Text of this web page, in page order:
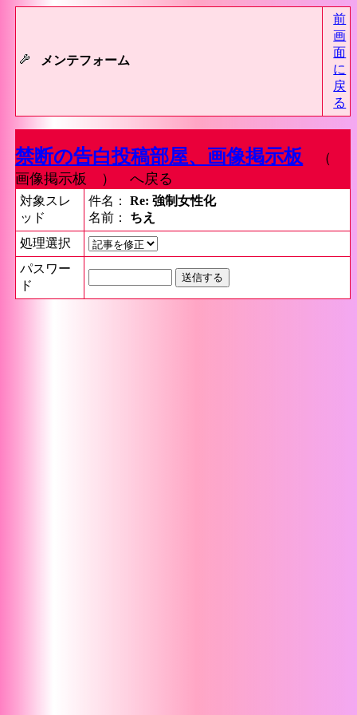
メンテフォーム
前
画
面
に
戻
る
禁断の告白投稿部屋、画像掲示板
（
画像掲示板 ） へ戻る
対象スレ
ッド
件名：Re: 強制女性化
名前： ちえ
処理選択
パスワー
ド